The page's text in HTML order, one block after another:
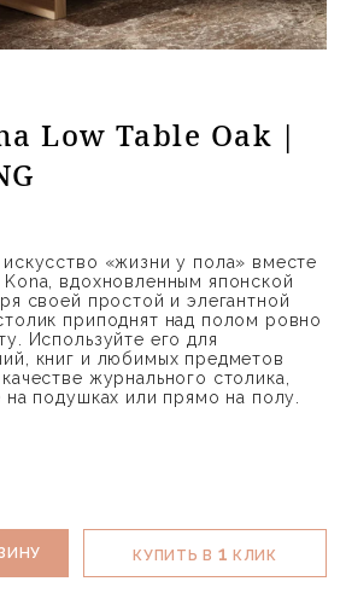
Low Table Oak |
«жизни у пола» вместе
вдохновленным японской
своей простой и элегантной
приподнят над полом ровно
Используйте его для
книг и любимых предметов
журнального столика,
на подушках или прямо на полу.
КУПИТЬ В 1 КЛИК